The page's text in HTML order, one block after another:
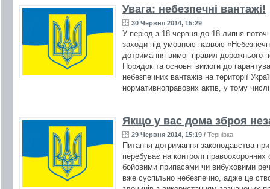
Увага: небезпечні вантажі!
30 Червня 2014, 15:29
У період з 18 червня до 18 липня
заходи під умовною назвою
дотримання вимог правил дорожнього
Порядок та основні вимоги до
небезпечних вантажів на території
нормативноправових актів, у тому
Якщо у вас дома зброя
29 Червня 2014, 15:19 / Тернівка
Питання дотримання законодавства
перебуває на контролі
бойовими припасами чи вибуховими
вже суспільно небезпечно, адже це